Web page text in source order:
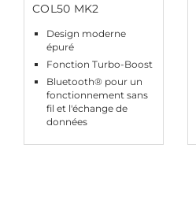
COL50 MK2
Design moderne
épuré
Fonction Turbo-Boost
Bluetooth® pour un
fonctionnement sans
fil et l'échange de
données